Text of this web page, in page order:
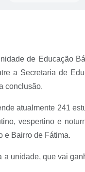
de Educação
a Secretaria de
conclusão.
atualmente 241
vespertino e
e Bairro de Fátima.
unidade, que vai